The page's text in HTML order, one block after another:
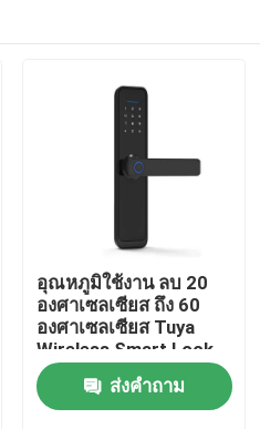
อุณหภูมิใช้งาน ลบ 20
องศาเซลเซียส ถึง 60
องศาเซลเซียส Tuya
Wireless Smart Lock
ประตูหนา 38 ถึง 70
มิลลิเมตร ระบบล็อค
อัจฉริยะ
ส่งคำถาม